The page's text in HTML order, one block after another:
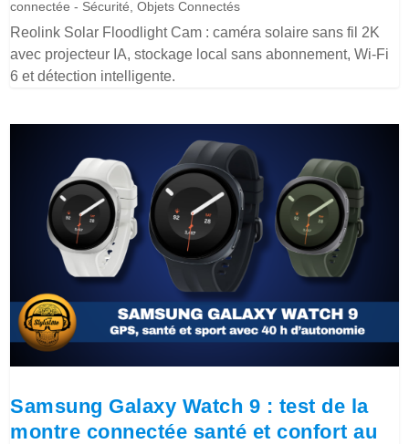
connectée - Sécurité ,Objets Connectés
Reolink Solar Floodlight Cam : caméra solaire sans fil 2K
avec projecteur IA, stockage local sans abonnement, Wi-Fi
6 et détection intelligente.
Samsung Galaxy Watch 9 : test de la
montre connectée santé et confort au